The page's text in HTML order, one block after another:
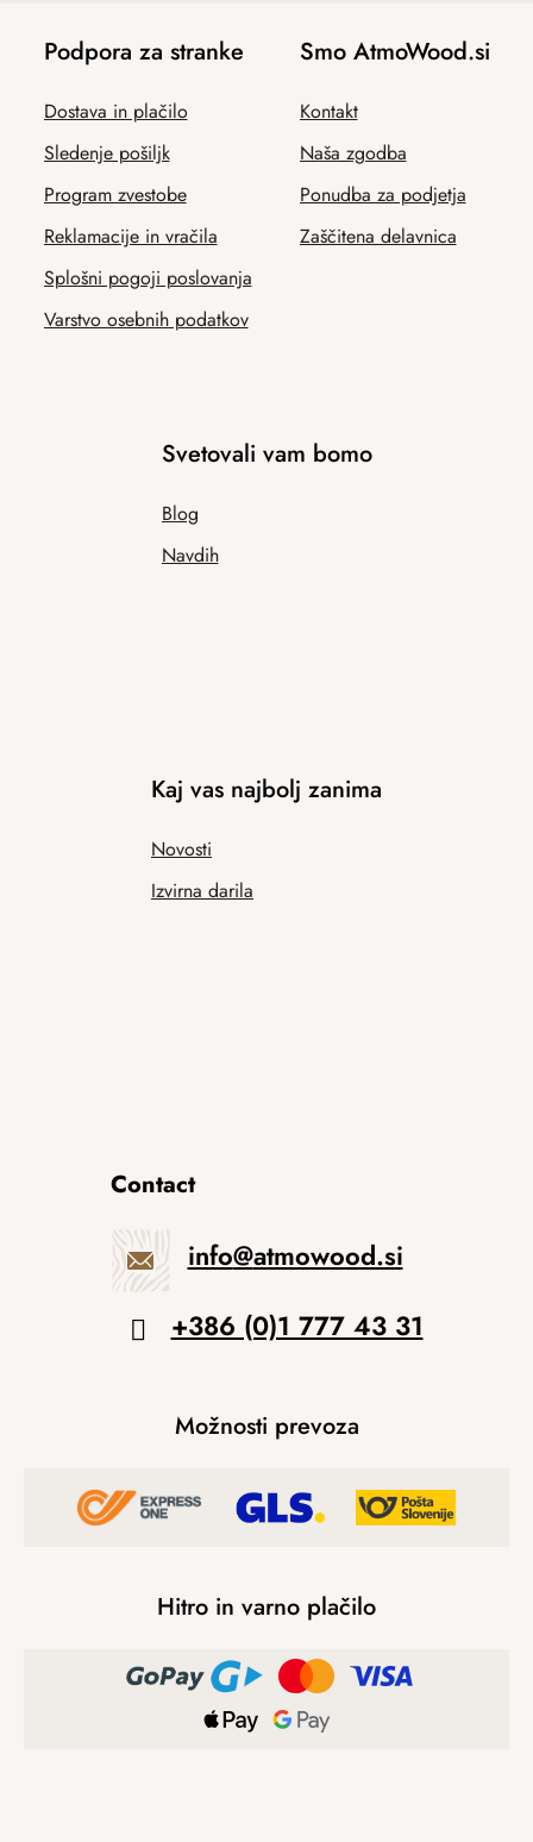
Podpora za stranke
Dostava in plačilo
Sledenje pošiljk
Program zvestobe
Reklamacije in vračila
Splošni pogoji poslovanja
Varstvo osebnih podatkov
Smo AtmoWood.si
Kontakt
Naša zgodba
Ponudba za podjetja
Zaščitena delavnica
Svetovali vam bomo
Blog
Navdih
Kaj vas najbolj zanima
Novosti
Izvirna darila
Contact
info@atmowood.si
+386 (0)1 777 43 31
Možnosti prevoza
Hitro in varno plačilo